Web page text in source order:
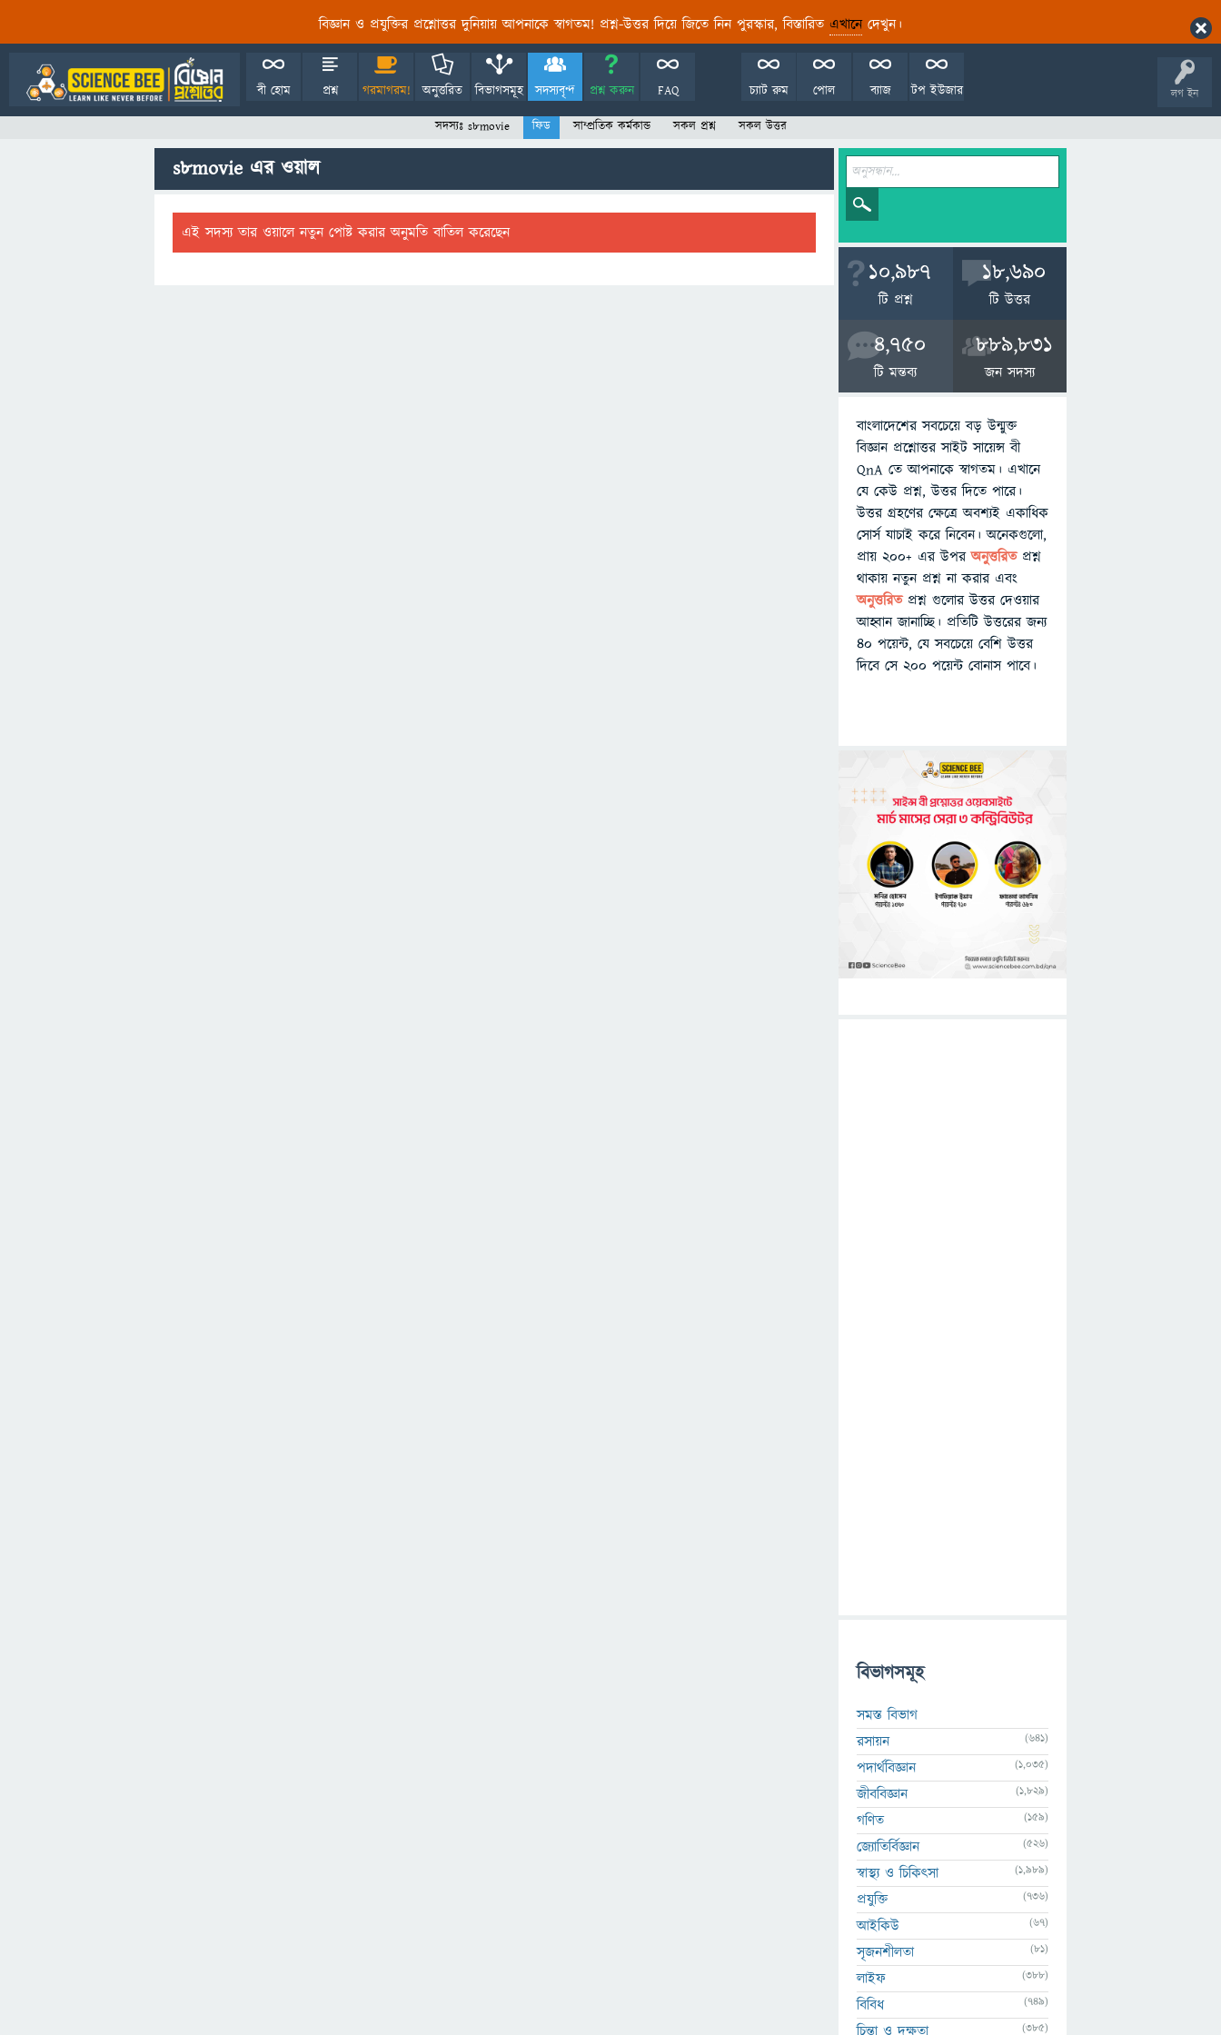
বিজ্ঞান ও প্রযুক্তির প্রশ্নোত্তর দুনিয়ায় আপনাকে স্বাগতম! প্রশ্ন-উত্তর দিয়ে জিতে নিন পুরস্কার, বিস্তারিত এখানেদেখুন।
লগ ইন
বী হোম প্রশ্ন গরমাগরম! অনুত্তরিত বিভাগসমূহ সদস্যবৃন্দ প্রশ্ন করুন FAQ টপ ইউজার
ব্যাজ
পোল
চ্যাট রুম
সদস্যঃ s8movie ফিড সাম্প্রতিক কর্মকান্ড সকল প্রশ্ন সকল উত্তর
s8movie এর ওয়াল
এই সদস্য তার ওয়ালে নতুন পোষ্ট করার অনুমতি বাতিল করেছেন
10,987
টি প্রশ্ন
18,690
টি উত্তর
4,750
টি মন্তব্য
889,831
জন সদস্য
বাংলাদেশের সবচেয়ে বড় উন্মুক্ত
বিজ্ঞান প্রশ্নোত্তর সাইট সায়েন্স বী
QnA তে আপনাকে স্বাগতম। এখানে
যে কেউ প্রশ্ন, উত্তর দিতে পারে।
উত্তর গ্রহণের ক্ষেত্রে অবশ্যই একাধিক
সোর্স যাচাই করে নিবেন। অনেকগুলো,
প্রায় ২০০+ এর উপরঅনুত্তরিতপ্রশ্ন
থাকায় নতুন প্রশ্ন না করার এবং
অনুত্তরিত প্রশ্ন গুলোর উত্তর দেওয়ার
আহ্বান জানাচ্ছি। প্রতিটি উত্তরের জন্য
৪০ পয়েন্ট, যে সবচেয়ে বেশি উত্তর
দিবে সে ২০০ পয়েন্ট বোনাস পাবে।
বিভাগসমূহ
সমস্ত বিভাগ
রসায়ন
(641)
পদার্থবিজ্ঞান (1,035)
জীববিজ্ঞান (1,829)
গণিত (159)
জ্যোতির্বিজ্ঞান (526)
স্বাস্থ্য ও চিকিৎসা (1,989)
প্রযুক্তি (736)
আইকিউ (67)
সৃজনশীলতা (81)
লাইফ (388)
বিবিধ (749)
চিন্তা ও দক্ষতা (385)